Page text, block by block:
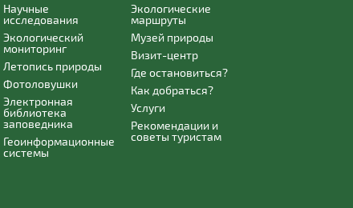
Научные
исследования
Экологический
мониторинг
Летопись природы
Фотоловушки
Электронная
библиотека
заповедника
Геоинформационные
системы
Экологические
маршруты
Музей природы
Визит-центр
Где остановиться?
Как добраться?
Услуги
Рекомендации и
советы туристам